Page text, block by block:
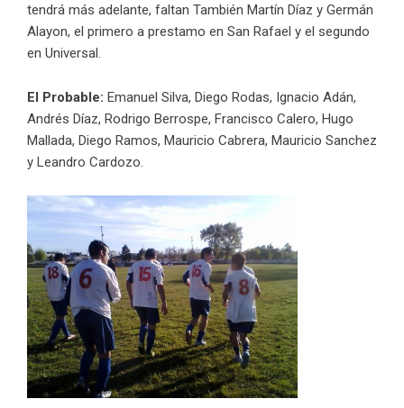
tendrá más adelante, faltan También Martín Díaz y Germán
Alayon, el primero a prestamo en San Rafael y el segundo
en Universal.
El Probable: Emanuel Silva, Diego Rodas, Ignacio Adán,
Andrés Díaz, Rodrigo Berrospe, Francisco Calero, Hugo
Mallada, Diego Ramos, Mauricio Cabrera, Mauricio Sanchez
y Leandro Cardozo.